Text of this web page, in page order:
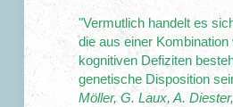
"Vermutlich handelt es
die aus einer
kognitiven Defiziten
genetische Disposition
Möller, G. Laux, A.